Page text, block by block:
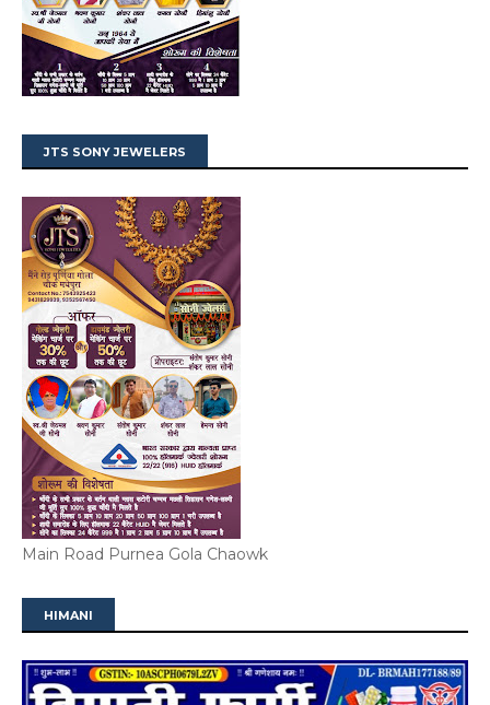
JTS SONY JEWELERS
Main Road Purnea Gola Chaowk
HIMANI